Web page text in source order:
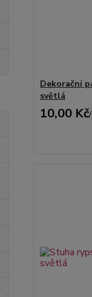
Dekorační
světlá
10,00 Kč/